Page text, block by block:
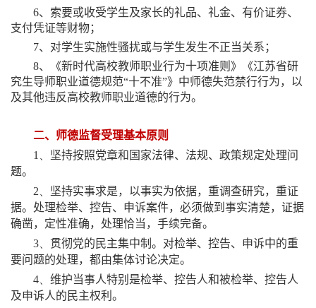
6、索要或收受学生及家长的礼品、礼金、有价证券、
支付凭证等财物；
7、对学生实施性骚扰或与学生发生不正当关系；
8、《新时代高校教师职业行为十项准则》《江苏省研
究生导师职业道德规范“十不准”》中师德失范禁行行为，以
及其他违反高校教师职业道德的行为。
二、师德监督受理基本原则
1、 坚持按照党章和国家法律、法规、政策规定处理问
题。
2、 坚持实事求是，以事实为依据，重调查研究，重证
据。处理检举、控告、申诉案件，必须做到事实清楚，证据
确凿，定性准确，处理恰当，手续完备。
3、 贯彻党的民主集中制。对检举、控告、申诉中的重
要问题的处理，都由集体讨论决定。
4、 维护当事人特别是检举、控告人和被检举、控告人
及申诉人的民主权利。